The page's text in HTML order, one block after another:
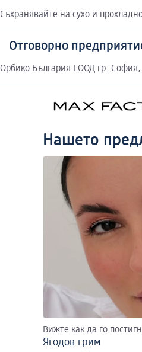
Съхранявайте на сухо и
Отговорно
Орбико България ЕООД гр.
Нашето
Вижте как да го
Ягодов грим